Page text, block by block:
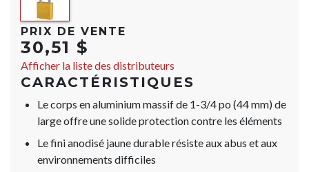
PRIX DE VENTE
30,51 $
Afficher la liste des distributeurs
CARACTÉRISTIQUES
Le corps en aluminium massif de 1-3/4 po (44 mm) de
large offre une solide protection contre les éléments
Le fini anodisé jaune durable résiste aux abus et aux
environnements difficiles